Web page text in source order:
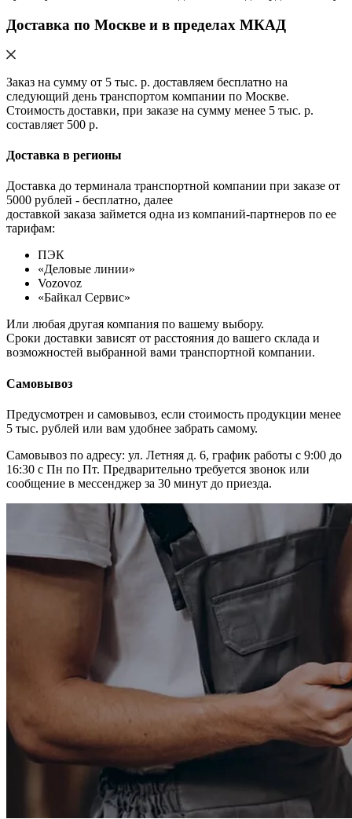
Доставка по Москве и в пределах МКАД
Заказ на сумму от 5 тыс. р. доставляем бесплатно на
следующий день транспортом компании по Москве.
Стоимость доставки, при заказе на сумму менее 5 тыс. р.
составляет 500 р.
Доставка в регионы
Доставка до терминала транспортной компании при заказе от
5000 рублей - бесплатно, далее
доставкой заказа займется одна из компаний-партнеров по ее
тарифам:
ПЭК
«Деловые линии»
Vozovoz
«Байкал Сервис»
Или любая другая компания по вашему выбору.
Сроки доставки зависят от расстояния до вашего склада и
возможностей выбранной вами транспортной компании.
Самовывоз
Предусмотрен и самовывоз, если стоимость продукции менее
5 тыс. рублей или вам удобнее забрать самому.
Самовывоз по адресу: ул. Летняя д. 6, график работы с 9:00 до
16:30 с Пн по Пт. Предварительно требуется звонок или
сообщение в мессенджер за 30 минут до приезда.